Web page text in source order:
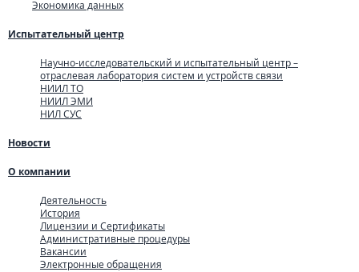
Экономика данных
Испытательный центр
Научно-исследовательский и испытательный центр –
отраслевая лаборатория систем и устройств связи
НИИЛ ТО
НИИЛ ЭМИ
НИЛ СУС
Новости
О компании
Деятельность
История
Лицензии и Сертификаты
Административные процедуры
Вакансии
Электронные обращения